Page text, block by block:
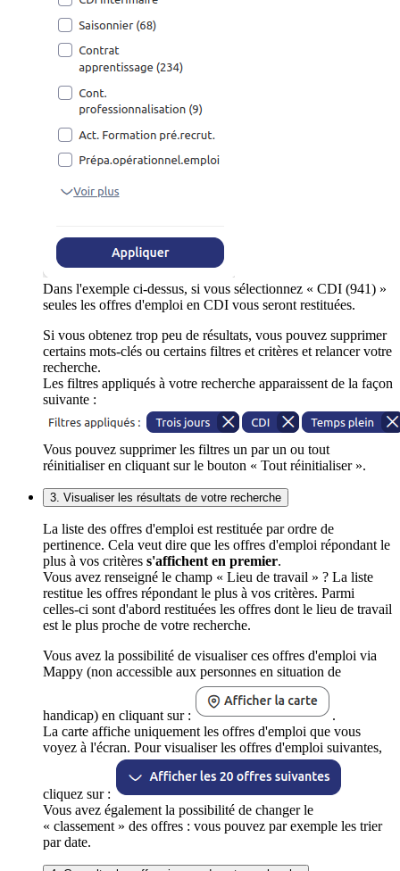
Dans l'exemple ci-dessus, si vous sélectionnez « CDI (941) »
seules les offres d'emploi en CDI vous seront restituées.
Si vous obtenez trop peu de résultats, vous pouvez supprimer
certains mots-clés ou certains filtres et critères et relancer votre
recherche.
Les filtres appliqués à votre recherche apparaissent de la façon
suivante :
Vous pouvez supprimer les filtres un par un ou tout
réinitialiser en cliquant sur le bouton « Tout réinitialiser ».
3. Visualiser les résultats de votre recherche
La liste des offres d'emploi est restituée par ordre de
pertinence. Cela veut dire que les offres d'emploi répondant le
plus à vos critères s'affichent en premier.
Vous avez renseigné le champ « Lieu de travail » ? La liste
restitue les offres répondant le plus à vos critères. Parmi
celles-ci sont d'abord restituées les offres dont le lieu de travail
est le plus proche de votre recherche.
Vous avez la possibilité de visualiser ces offres d'emploi via
Mappy (non accessible aux personnes en situation de
handicap) en cliquant sur :
.
La carte affiche uniquement les offres d'emploi que vous
voyez à l'écran. Pour visualiser les offres d'emploi suivantes,
cliquez sur :
Vous avez également la possibilité de changer le
« classement » des offres : vous pouvez par exemple les trier
par date.